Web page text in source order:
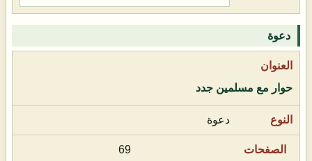
دعوة
حوار مع مسلمين جدد
دعوة
69